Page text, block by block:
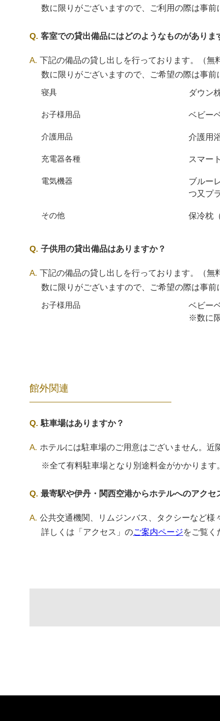
数に限りがございますので、ご利用の際は事
客室での貸出備品にはどのようなものがありま
下記の備品の貸し出しを行っております。（無
数に限りがございますので、ご希望の際は事
寝具 ダウン
お子様用品 ベビー
介護用品 介護用
充電器各種 スマー
電気機器
ブルー
つ又プ
その他 保冷枕
子供用の貸出備品はありますか？
下記の備品の貸し出しを行っております。（無
数に限りがございますので、ご希望の際は事
お子様用品
ベビー
※数に
館外関連
駐車場はありますか？
ホテルには駐車場のご用意はございません。近
※全て有料駐車場となり別途料金がかかります
最寄駅や伊丹・関西空港からホテルへのアク
公共交通機関、リムジンバス、タクシーなど様
詳しくは「アクセス」のご案内ページをご覧く